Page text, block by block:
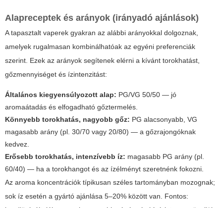
Alapreceptek és arányok (irányadó ajánlások)
A tapasztalt vaperek gyakran az alábbi arányokkal dolgoznak,
amelyek rugalmasan kombinálhatóak az egyéni preferenciák
szerint. Ezek az arányok segítenek elérni a kívánt torokhatást,
gőzmennyiséget és ízintenzitást:
Általános kiegyensúlyozott alap: PG/VG 50/50 — jó
aromaátadás és elfogadható gőztermelés.
Könnyebb torokhatás, nagyobb gőz: PG alacsonyabb, VG
magasabb arány (pl. 30/70 vagy 20/80) — a gőzrajongóknak
kedvez.
Erősebb torokhatás, intenzívebb íz: magasabb PG arány (pl.
60/40) — ha a torokhangot és az ízélményt szeretnénk fokozni.
Az aroma koncentrációk típikusan széles tartományban mozognak;
sok íz esetén a gyártó ajánlása 5–20% között van. Fontos: